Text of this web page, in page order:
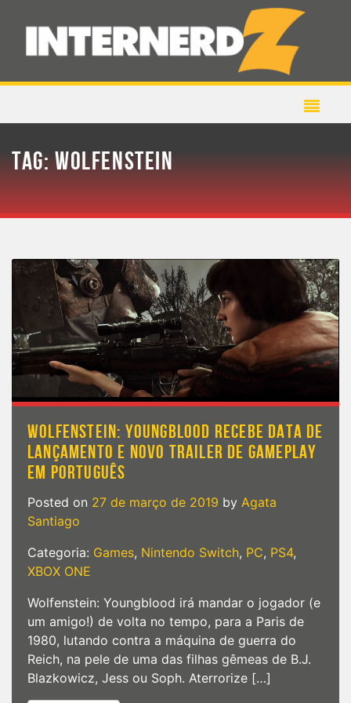
TAG:WOLFENSTEIN
WOLFENSTEIN: YOUNGBLOOD RECEBE DATA DE
LANÇAMENTO E NOVO TRAILER DE GAMEPLAY
EM PORTUGUÊS
Posted on 27 de março de 2019 by Agata
Santiago
Categoria: Games, Nintendo Switch, PC, PS4,
XBOX ONE
Wolfenstein: Youngblood irá mandar o jogador (e
um amigo!) de volta no tempo, para a Paris de
1980, lutando contra a máquina de guerra do
Reich, na pele de uma das filhas gêmeas de B.J.
Blazkowicz, Jess ou Soph. Aterrorize […]